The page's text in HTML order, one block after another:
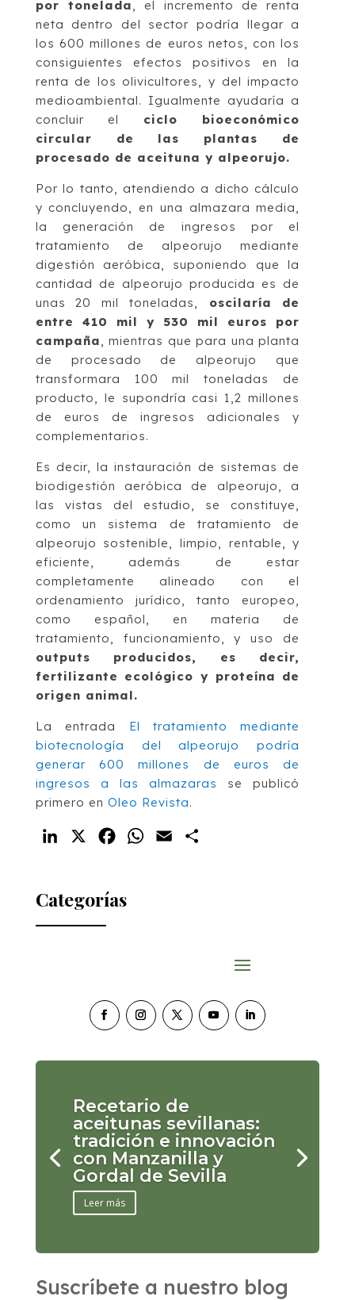
por tonelada
, el incremento de renta
neta dentro del sector podría llegar a
los 600 millones de euros netos, con los
consiguientes efectos positivos en la
renta de los olivicultores, y del impacto
medioambiental. Igualmente ayudaría a
concluir el ciclo bioeconómico
circular de las plantas de
procesado de aceituna y alpeorujo.
Por lo tanto, atendiendo a dicho cálculo
y concluyendo, en una almazara media,
la generación de ingresos por el
tratamiento de alpeorujo mediante
digestión aeróbica, suponiendo que la
cantidad de alpeorujo producida es de
unas 20 mil toneladas,
oscilaría de
entre 410 mil y 530 mil euros por
campaña , mientras que para una planta
de procesado de alpeorujo que
transformara 100 mil toneladas de
producto, le supondría casi 1,2 millones
de euros de ingresos adicionales y
complementarios.
Es decir, la instauración de sistemas de
biodigestión aeróbica de alpeorujo, a
las vistas del estudio, se constituye,
como un sistema de tratamiento de
alpeorujo sostenible, limpio, rentable, y
eficiente, además de estar
completamente alineado con el
ordenamiento jurídico, tanto europeo,
como español, en materia de
tratamiento, funcionamiento, y uso de
outputs producidos, es decir,
fertilizante ecológico y proteína de
origen animal.
La entrada El tratamiento mediante
biotecnología del alpeorujo podría
generar 600 millones de euros de
ingresos a las almazaras
se publicó
primero en Oleo Revista.
LinkedIn FacebookWhatsApp
Email
Categorías
Recetario de
aceitunas sevillanas:
tradición e innovación
con Manzanilla y
Gordal de Sevilla
Leer más
Suscríbete a nuestro blog